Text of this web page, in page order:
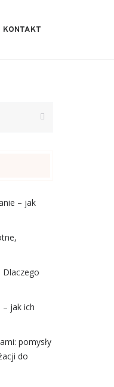
KONTAKT
– jak
Dlaczego
– jak ich
pomysły
do